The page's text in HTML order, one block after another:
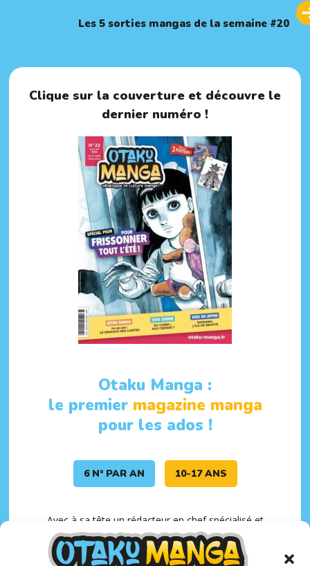
Article
Les 5 sorties mangas de la semaine #20
Clique sur la couverture et découvre le
dernier numéro !
Otaku Manga :
le premier magazine manga
pour les ados !
6 N° PAR AN 10-17 ANS
Avec à sa tête un rédacteur en chef spécialisé et
expérimenté,Matthieu Pinon, Otaku Manga présente
une sélection demangas, animés et webtoons adaptés